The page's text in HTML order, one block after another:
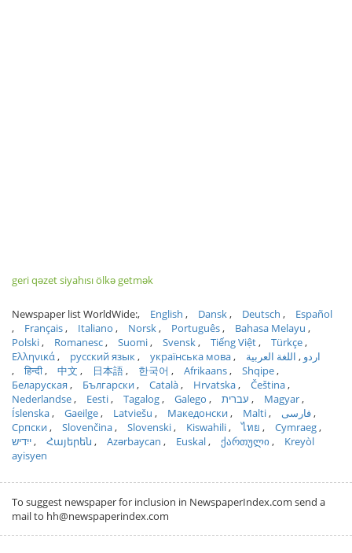
geri qəzet siyahısı ölkə getmək
Newspaper list WorldWide: English Dansk Deutsch
Español
Français
Italiano Norsk Português
Bahasa Melayu
Polski
Romanesc Suomi Svensk Tiếng Việt
Türkçe
Ελληνικά
русский язык українська мова اردو
اللغة العربية
हिन्दी
中文 日本語 한국어 Afrikaans
Shqipe
Беларуская
Български Català Hrvatska
Čeština
Nederlandse
Eesti Tagalog Galego עברית
Magyar
Íslenska
Gaeilge Latviešu Македонски Malti
فارسی
Српски
Slovenčina Slovenski Kiswahili ไทย
Cymraeg
ייִדיש
Հայերեն Azərbaycan Euskal ქართული
Kreyòl
ayisyen
To suggest newspaper for inclusion in NewspaperIndex.com send a
mail to hh@newspaperindex.com